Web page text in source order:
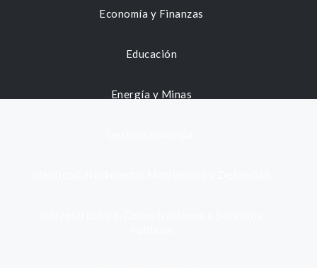
Economía y Finanzas
Educación
Energía y Minas